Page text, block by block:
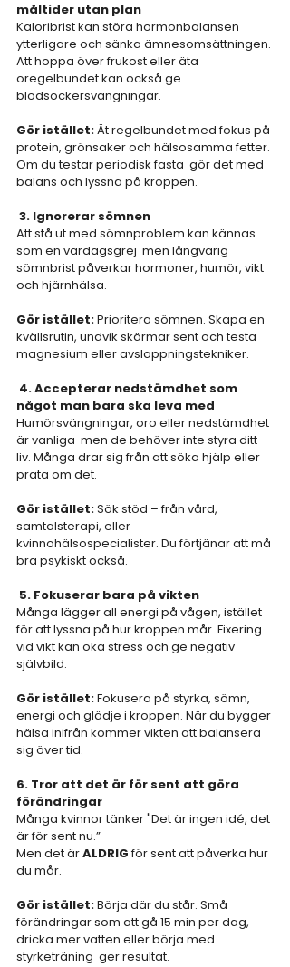
måltider utan plan
Kaloribrist kan störa hormonbalansen
ytterligare och sänka ämnesomsättningen.
Att hoppa över frukost eller äta
oregelbundet kan också ge
blodsockersvängningar.
Gör istället: Ät regelbundet med fokus på
protein, grönsaker och hälsosamma fetter.
Om du testar periodisk fasta  gör det med
balans och lyssna på kroppen.
3. Ignorerar sömnen
Att stå ut med sömnproblem kan kännas
som en vardagsgrej  men långvarig
sömnbrist påverkar hormoner, humör, vikt
och hjärnhälsa.
Gör istället: Prioritera sömnen. Skapa en
kvällsrutin, undvik skärmar sent och testa
magnesium eller avslappningstekniker.
4. Accepterar nedstämdhet som
något man bara ska leva med
Humörsvängningar, oro eller nedstämdhet
är vanliga  men de behöver inte styra ditt
liv. Många drar sig från att söka hjälp eller
prata om det.
Gör istället: Sök stöd – från vård,
samtalsterapi, eller
kvinnohälsospecialister. Du förtjänar att må
bra psykiskt också.
5. Fokuserar bara på vikten
Många lägger all energi på vågen, istället
för att lyssna på hur kroppen mår. Fixering
vid vikt kan öka stress och ge negativ
självbild.
Gör istället: Fokusera på styrka, sömn,
energi och glädje i kroppen. När du bygger
hälsa inifrån kommer vikten att balansera
sig över tid.
6. Tror att det är för sent att göra
förändringar
Många kvinnor tänker "Det är ingen idé, det
är för sent nu.”
Men det är ALDRIG för sent att påverka hur
du mår.
Gör istället: Börja där du står. Små
förändringar som att gå 15 min per dag,
dricka mer vatten eller börja med
styrketräning  ger resultat.